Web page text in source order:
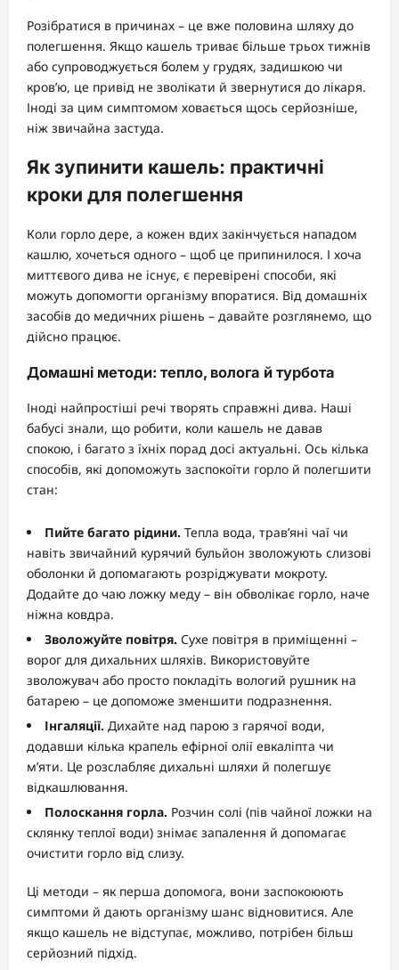
Розібратися в причинах – це вже половина шляху до
полегшення. Якщо кашель триває більше трьох тижнів
або супроводжується болем у грудях, задишкою чи
кров’ю, це привід не зволікати й звернутися до лікаря.
Іноді за цим симптомом ховається щось серйозніше,
ніж звичайна застуда.
Як зупинити кашель: практичні
кроки для полегшення
Коли горло дере, а кожен вдих закінчується нападом
кашлю, хочеться одного – щоб це припинилося. І хоча
миттєвого дива не існує, є перевірені способи, які
можуть допомогти організму впоратися. Від домашніх
засобів до медичних рішень – давайте розглянемо, що
дійсно працює.
Домашні методи: тепло, волога й турбота
Іноді найпростіші речі творять справжні дива. Наші
бабусі знали, що робити, коли кашель не давав
спокою, і багато з їхніх порад досі актуальні. Ось кілька
способів, які допоможуть заспокоїти горло й полегшити
стан:
Пийте багато рідини. Тепла вода, трав’яні чаї чи
навіть звичайний курячий бульйон зволожують слизові
оболонки й допомагають розріджувати мокроту.
Додайте до чаю ложку меду – він обволікає горло, наче
ніжна ковдра.
Зволожуйте повітря. Сухе повітря в приміщенні –
ворог для дихальних шляхів. Використовуйте
зволожувач або просто покладіть вологий рушник на
батарею – це допоможе зменшити подразнення.
Інгаляції. Дихайте над парою з гарячої води,
додавши кілька крапель ефірної олії евкаліпта чи
м’яти. Це розслабляє дихальні шляхи й полегшує
відкашлювання.
Полоскання горла. Розчин солі (пів чайної ложки на
склянку теплої води) знімає запалення й допомагає
очистити горло від слизу.
Ці методи – як перша допомога, вони заспокоюють
симптоми й дають організму шанс відновитися. Але
якщо кашель не відступає, можливо, потрібен більш
серйозний підхід.